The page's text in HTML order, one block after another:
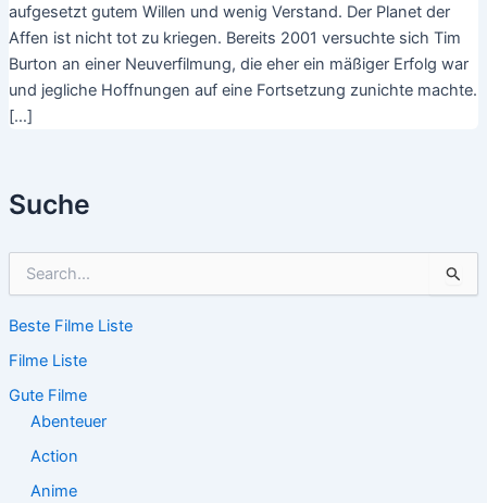
Suche
h
n
n
Beste Filme Liste
Filme Liste
Gute Filme
Abenteuer
Action
Anime
aufgesetzt gutem Willen und wenig Verstand. Der Planet der
Affen ist nicht tot zu kriegen. Bereits 2001 versuchte sich Tim
Burton an einer Neuverfilmung, die eher ein mäßiger Erfolg war
und jegliche Hoffnungen auf eine Fortsetzung zunichte machte.
[…]